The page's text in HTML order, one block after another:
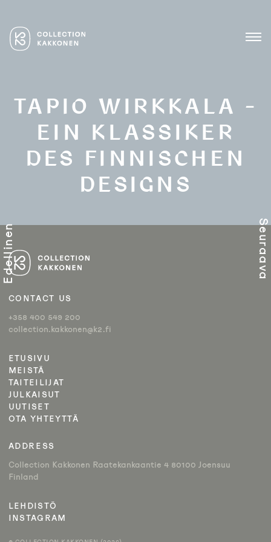
content
COLLECTION KAKKONEN
Lasin ja keramiikan
TAPIO WIRKKALA –
EIN KLASSIKER
DES FINNISCHEN
DESIGNS
ARTIKKELIEN
SELAUS
Edellinen Seuraava
ETUSIVU
MEISTÄ
TAITEILIJAT
JULKAISUT
UUTISET
OTA YHTEYTTÄ
ADDRESS
Collection Kakkonen Raatekankaantie 4 80100 Joensuu
Finland
CONTACT US
+358 400 549 200
collection.kakkonen@k2.fi
LEHDISTÖ
INSTAGRAM